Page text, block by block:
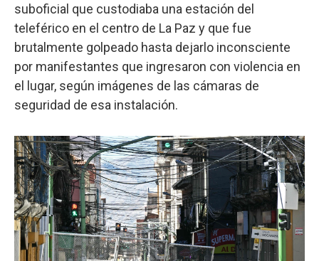
suboficial que custodiaba una estación del
teleférico en el centro de La Paz y que fue
brutalmente golpeado hasta dejarlo inconsciente
por manifestantes que ingresaron con violencia en
el lugar, según imágenes de las cámaras de
seguridad de esa instalación.